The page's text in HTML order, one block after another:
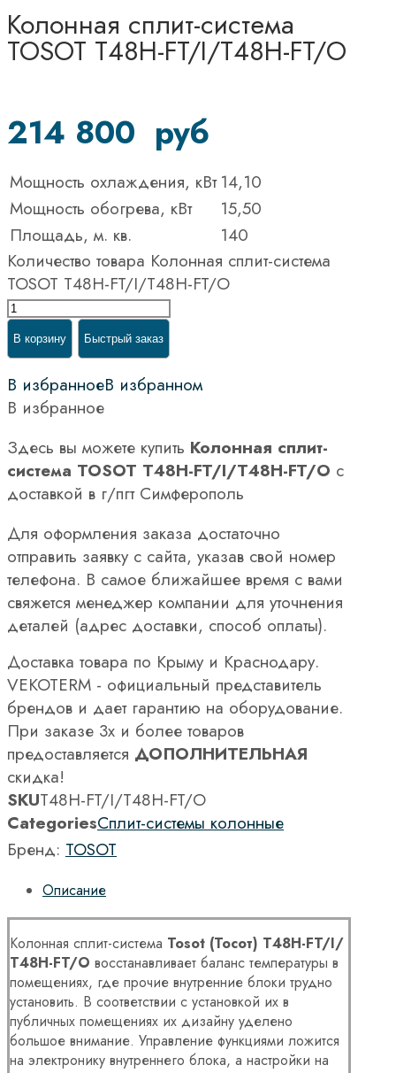
Колонная сплит-система
TOSOT Т48H-FT/I/Т48H-FT/O
214 800 руб
Мощность охлаждения, кВт 14,10
Мощность обогрева, кВт
15,50
Площадь, м. кв.
140
Количество товара Колонная сплит-система
TOSOT Т48H-FT/I/Т48H-FT/O
В корзину Быстрый заказ
В избранноеВ избранном
В избранное
Здесь вы можете купить Колонная сплит-
система TOSOT Т48H-FT/I/Т48H-FT/O с
доставкой в г/пгт Симферополь
Для оформления заказа достаточно
отправить заявку с сайта, указав свой номер
телефона. В самое ближайшее время с вами
свяжется менеджер компании для уточнения
деталей (адрес доставки, способ оплаты).
Доставка товара по Крыму и Краснодару.
VEKOTERM - официальный представитель
брендов и дает гарантию на оборудование.
При заказе 3х и более товаров
предоставляется ДОПОЛНИТЕЛЬНАЯ
скидка!
SKUТ48H-FT/I/Т48H-FT/O
CategoriesСплит-системы колонные
Бренд: TOSOT
Описание
Колонная сплит-система Tosot (Тосот) Т48H-FT/I/
Т48H-FT/O восстанавливает баланс температуры в
помещениях, где прочие внутренние блоки трудно
установить. В соответствии с установкой их в
публичных помещениях их дизайну уделено
большое внимание. Управление функциями ложится
на электронику внутреннего блока, а настройки на